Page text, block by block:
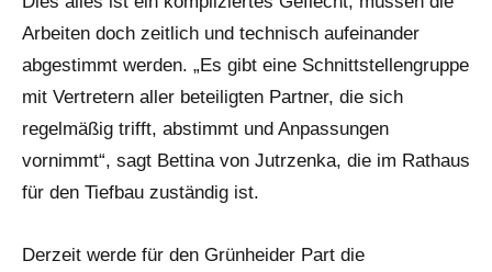
Arbeiten doch zeitlich und technisch aufeinander
abgestimmt werden. „Es gibt eine Schnittstellengruppe
mit Vertretern aller beteiligten Partner, die sich
regelmäßig trifft, abstimmt und Anpassungen
vornimmt“, sagt Bettina von Jutrzenka, die im Rathaus
für den Tiefbau zuständig ist.
Derzeit werde für den Grünheider Part die